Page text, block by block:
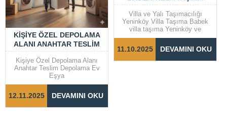
KIŞIYE ÖZEL DEPOLAMA
ALANI ANAHTAR TESLIM
DEPOLAMA EV EŞYA
Kişiye Özel Depolama Alanı
Anahtar Teslim Depolama Ev
Eşya
12.11.2025 DEVAMINI OKU
Villa ve Yalı Taşımacılığı
Yeninköy Villa Taşıma Babek
villa taşıma Yeninköy ve
Bebek gibi prestijli semtlerde
taşıma işlemleri, dikkat ve
özen gerektiren bir süreçtir.
11.10.2025 DEVAMINI OKU